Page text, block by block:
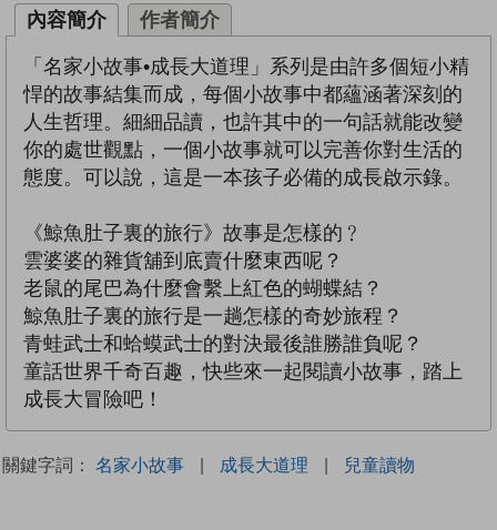
內容簡介 作者簡介
「名家小故事•成長大道理」系列是由許多個短小精
悍的故事結集而成，每個小故事中都蘊涵著深刻的
人生哲理。細細品讀，也許其中的一句話就能改變
你的處世觀點，一個小故事就可以完善你對生活的
態度。可以說，這是一本孩子必備的成長啟示錄。
《鯨魚肚子裏的旅行》故事是怎樣的﹖
雲婆婆的雜貨舖到底賣什麼東西呢？
老鼠的尾巴為什麼會繫上紅色的蝴蝶結？
鯨魚肚子裏的旅行是一趟怎樣的奇妙旅程？
青蛙武士和蛤蟆武士的對決最後誰勝誰負呢？
童話世界千奇百趣，快些來一起閱讀小故事，踏上
成長大冒險吧！
關鍵字詞： 名家小故事 | 成長大道理 | 兒童讀物